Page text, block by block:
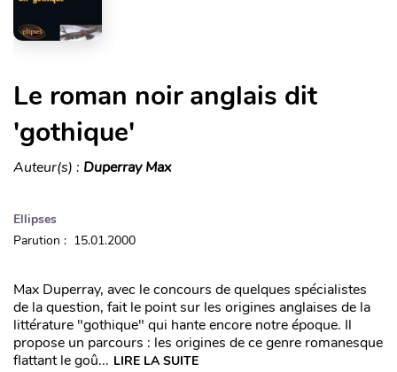
Le roman noir anglais dit
'gothique'
Auteur(s) : Duperray Max
Ellipses
Parution : 15.01.2000
Max Duperray, avec le concours de quelques spécialistes
de la question, fait le point sur les origines anglaises de la
littérature "gothique" qui hante encore notre époque. Il
propose un parcours : les origines de ce genre romanesque
flattant le goû... LIRE LA SUITE